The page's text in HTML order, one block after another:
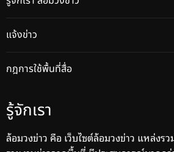
แจ้งข่าว
กฎการใช้พื้นที่สื่อ
รู้จักเรา
ล้อมวงข่าว คือ เว็บไซต์ล้อมวงข่าว แหล่งร